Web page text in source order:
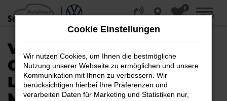
Zum
Hauptinhalt
0
MENÜ
VW TIGUAN ALLSPACE
GEBRAUCHTWAGEN |
LIEFERSERVICE NACH
Cookie Einstellungen
Wir nutzen Cookies, um Ihnen die bestmögliche
Nutzung unserer Webseite zu ermöglichen und unsere
Kommunikation mit Ihnen zu verbessern. Wir
berücksichtigen hierbei Ihre Präferenzen und
verarbeiten Daten für Marketing und Statistiken nur,